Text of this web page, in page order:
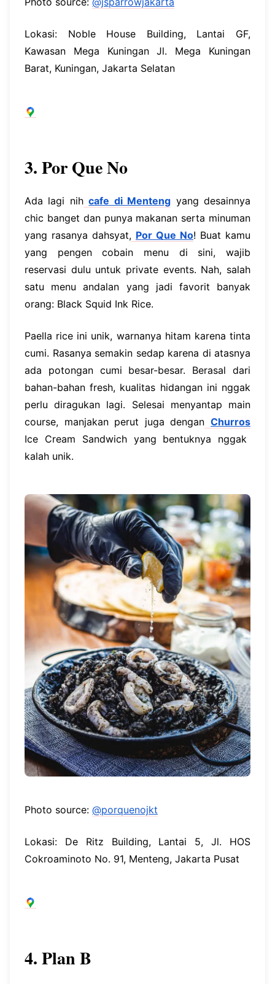
Lokasi: Noble House Building, Lantai GF,
Kawasan Mega Kuningan Jl. Mega Kuningan
Barat, Kuningan, Jakarta Selatan
3. Por Que No
Ada lagi nih cafe di Menteng yang desainnya
chic banget dan punya makanan serta minuman
yang rasanya dahsyat, Por Que No! Buat kamu
yang pengen cobain menu di sini, wajib
reservasi dulu untuk private events. Nah, salah
satu menu andalan yang jadi favorit banyak
orang: Black Squid Ink Rice.
Paella rice ini unik, warnanya hitam karena tinta
cumi. Rasanya semakin sedap karena di atasnya
ada potongan cumi besar-besar. Berasal dari
bahan-bahan fresh, kualitas hidangan ini nggak
perlu diragukan lagi. Selesai menyantap main
course, manjakan perut juga dengan Churros
Ice Cream Sandwich yang bentuknya nggak
kalah unik.
Photo source: @porquenojkt
Lokasi: De Ritz Building, Lantai 5, Jl. HOS
Cokroaminoto No. 91, Menteng, Jakarta Pusat
4. Plan B